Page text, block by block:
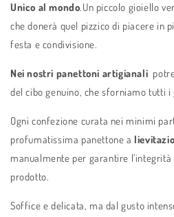
Unico al mondo.Un piccolo gioiello
che donerà quel pizzico di piacere in
festa e condivisione.
Nei nostri panettoni artigianali
del cibo genuino, che sforniamo tutti i
Ogni confezione curata nei minimi
profumatissima panettone a
manualmente per garantire l’integrità
prodotto.
Soffice e delicata, ma dal gusto